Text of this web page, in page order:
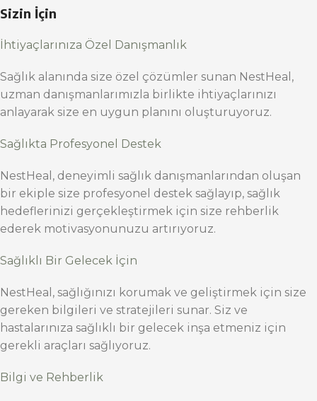
Sizin İçin
İhtiyaçlarınıza Özel Danışmanlık
Sağlık alanında size özel çözümler sunan NestHeal,
uzman danışmanlarımızla birlikte ihtiyaçlarınızı
anlayarak size en uygun planını oluşturuyoruz.
Sağlıkta Profesyonel Destek
NestHeal, deneyimli sağlık danışmanlarından oluşan
bir ekiple size profesyonel destek sağlayıp, sağlık
hedeflerinizi gerçekleştirmek için size rehberlik
ederek motivasyonunuzu artırıyoruz.
Sağlıklı Bir Gelecek İçin
NestHeal, sağlığınızı korumak ve geliştirmek için size
gereken bilgileri ve stratejileri sunar. Siz ve
hastalarınıza sağlıklı bir gelecek inşa etmeniz için
gerekli araçları sağlıyoruz.
Bilgi ve Rehberlik